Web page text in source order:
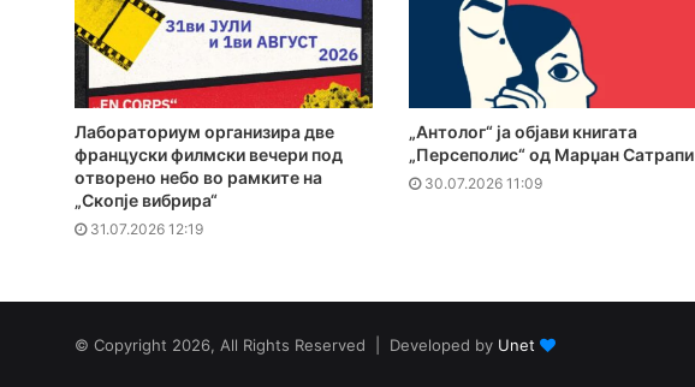
Лабораториум организира две
француски филмски вечери под
отворено небо во рамките на
„Скопје вибрира“
31.07.2026 12:19
„Антолог“ ја објави книгата
„Персеполис“ од Марџан Сатрапи
30.07.2026 11:09
© Copyright 2026, All Rights Reserved | Developed by Unet